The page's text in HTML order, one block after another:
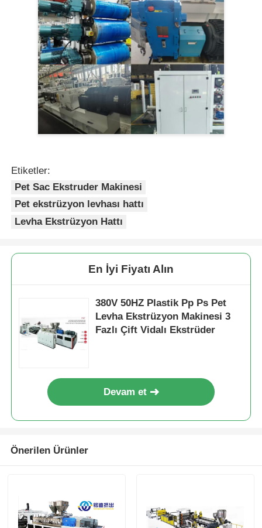
Etiketler:
Pet Sac Ekstruder Makinesi
Pet ekstrüzyon levhası hattı
Levha Ekstrüzyon Hattı
En İyi Fiyatı Alın
380V 50HZ Plastik Pp Ps Pet
Levha Ekstrüzyon Makinesi 3
Fazlı Çift Vidalı Ekstrüder
Devam et
Önerilen Ürünler